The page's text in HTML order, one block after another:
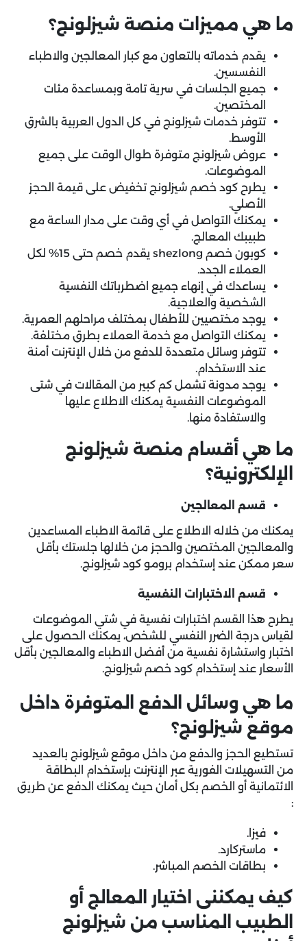
ما هي مميزات منصة شيزلونج؟
يقدم خدماته بالتعاون مع كبار المعالجين والاطباء
النفسسين.
جميع الجلسات في سرية تامة وبمساعدة مئات
المختصين.
تتوفر خدمات شيزلونج في كل الدول العربية بالشرق
الأوسط.
عروض شيزلونج متوفرة طوال الوقت على جميع
الموضوعات.
يطرح كود خصم شيزلونج تخفيض على قيمة الحجز
الأصلي.
يمكنك التواصل في أي وقت على مدار الساعة مع
طبيبك المعالج.
كوبون خصم shezlong يقدم خصم حتى 15% لكل
العملاء الجدد.
يساعدك في إنهاء جميع اضطرباتك النفسية
الشخصية والعلاجية.
يوجد مختصيين للأطفال بمختلف مراحلهم العمرية.
يمكنك التواصل مع خدمة العملاء بطرق مختلفة.
تتوفر وسائل متعددة للدفع من خلال الإنترنت أمنة
عند الاستخدام.
يوجد مدونة تشمل كم كبير من المقالات في شتى
الموضوعات النفسية يمكنك الاطلاع عليها
والاستفادة منها.
ما هي أقسام منصة شيزلونج
الإلكترونية؟
قسم المعالجين
يمكنك من خلاله الاطلاع على قائمة الاطباء المساعدين
والمعالجين المختصين والحجز من خلالها جلستك بأقل
سعر ممكن عند إستخدام برومو كود شيزلونج.
قسم الاختبارات النفسية
يطرح هذا القسم اختبارات نفسية في شتي الموضوعات
لقياس درجة الضرر النفسي للشخص، يمكنك الحصول على
اختبار واستشارة نفسية من أفضل الاطباء والمعالجين بأقل
الأسعار عند إستخدام كود خصم شيزلونج.
ما هي وسائل الدفع المتوفرة داخل
موقع شيزلونج؟
تستطيع الحجز والدفع من داخل موقع شيزلونج بالعديد
من التسهيلات الفورية عبر الإنترنت بإستخدام البطاقة
الائتمانية أو الخصم بكل أمان حيث يمكنك الدفع عن طريق
:
فيزا.
ماستركارد.
بطاقات الخصم المباشر.
كيف يمكننى اختيار المعالج أو
الطبيب المناسب من شيزلونج